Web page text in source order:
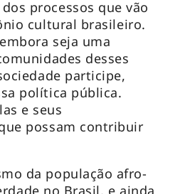
processos que vão
cultural brasileiro.
seja uma
desses
participe,
política pública.
e seus
possam contribuir
da população afro-